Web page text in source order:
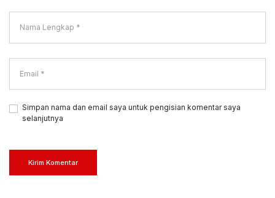
Simpan nama dan email saya untuk pengisian komentar saya
selanjutnya
Kirim Komentar